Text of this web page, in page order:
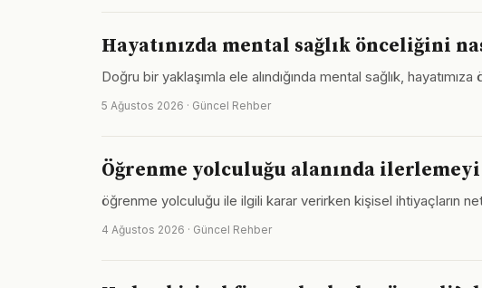
Hayatınızda mental sağlık önceliğini
Doğru bir yaklaşımla ele alındığında mental sağlık,
5 Ağustos 2026 · Güncel Rehber
Öğrenme yolculuğu alanında
öğrenme yolculuğu ile ilgili karar verirken kişisel ihtiyaçların
4 Ağustos 2026 · Güncel Rehber